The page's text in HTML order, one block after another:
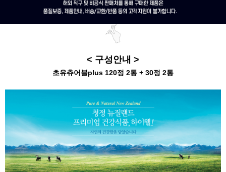
< 구성안내 >
초유츄어블plus 120정 2통 + 30정 2통